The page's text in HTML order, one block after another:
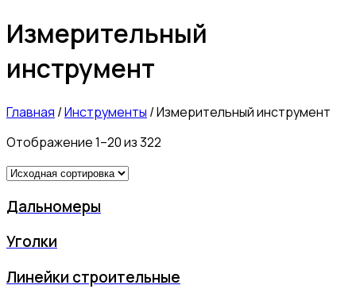
Измерительный
инструмент
Главная /Инструменты /Измерительный инструмент
Отображение 1–20 из 322
Дальномеры
Уголки
Линейки строительные